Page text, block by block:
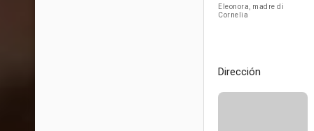
Eleonora, madre di
Cornelia
Dirección